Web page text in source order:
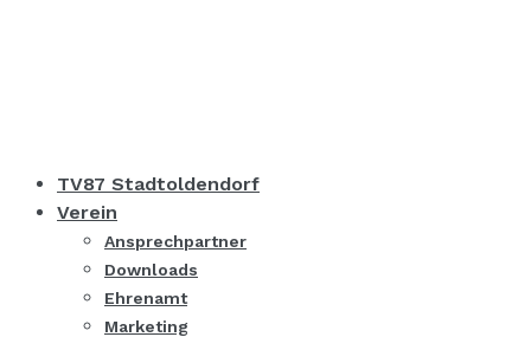
TV87 Stadtoldendorf
Verein
Ansprechpartner
Downloads
Ehrenamt
Marketing